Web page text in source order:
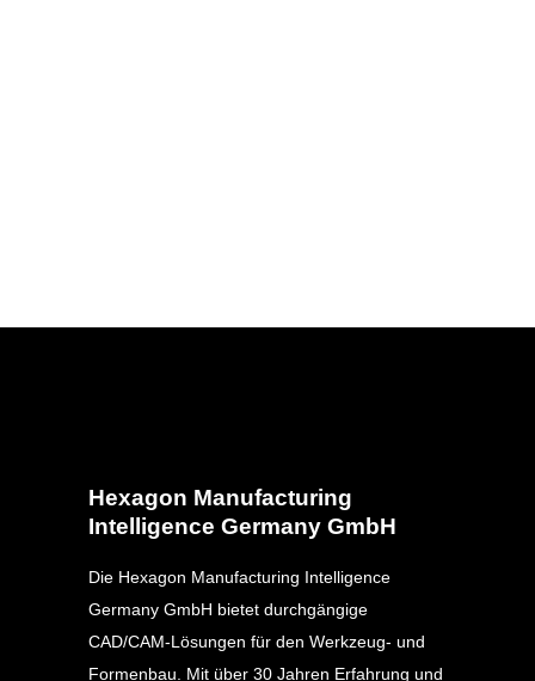
Hexagon Manufacturing
Intelligence Germany GmbH
Die Hexagon Manufacturing Intelligence
Germany GmbH bietet durchgängige
CAD/CAM-Lösungen für den Werkzeug- und
Formenbau. Mit über 30 Jahren Erfahrung und